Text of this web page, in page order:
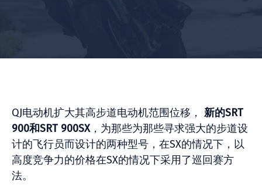
QJ电动机扩大其高步道电动机范围位移， 新的SRT
900和SRT 900SX，为那些为那些寻求强大的步道设
计的飞行员而设计的两种型号，在SX的情况下，以
高度竞争力的价格在SX的情况下采用了巡回赛方
法。